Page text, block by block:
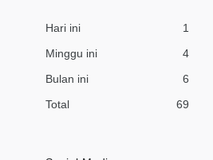
Hari ini
1
Minggu ini
4
Bulan ini
6
Total
69